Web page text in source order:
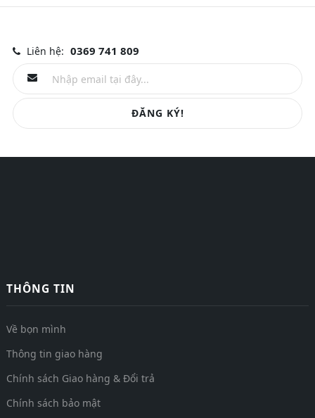
Liên hệ: 0369 741 809
ĐĂNG KÝ!
THÔNG TIN
Về bọn mình
Thông tin giao hàng
Chính sách Giao hàng & Đổi trả
Chính sách bảo mật